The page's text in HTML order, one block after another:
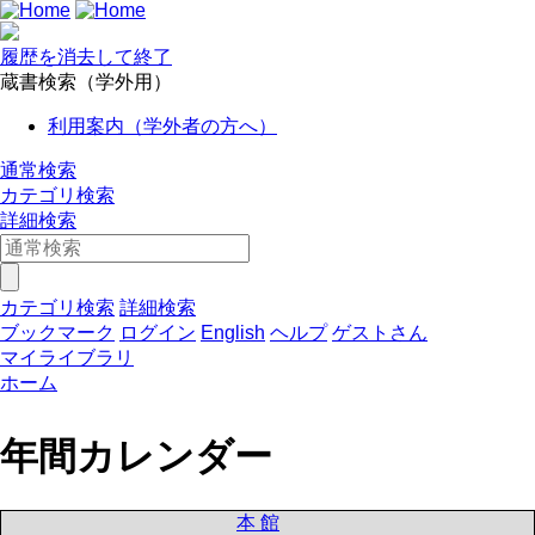
履歴を消去して終了
蔵書検索（学外用）
利用案内（学外者の方へ）
通常検索
カテゴリ検索
詳細検索
カテゴリ検索 詳細検索
ブックマーク ログイン English ヘルプ ゲストさん
マイライブラリ
ホーム
年間カレンダー
本 館